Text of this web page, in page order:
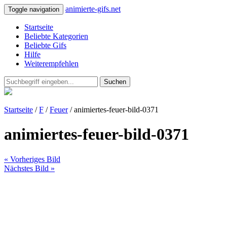
Toggle navigation animierte-gifs.net
Startseite
Beliebte Kategorien
Beliebte Gifs
Hilfe
Weiterempfehlen
Suchen
Startseite /F /Feuer/ animiertes-feuer-bild-0371
animiertes-feuer-bild-0371
« Vorheriges Bild
Nächstes Bild »